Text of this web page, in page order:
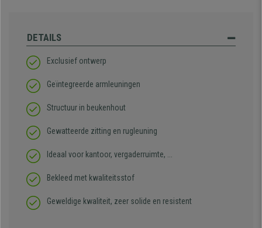
DETAILS
Exclusief ontwerp
Geïntegreerde armleuningen
Structuur in beukenhout
Gewatteerde zitting en rugleuning
Ideaal voor kantoor, vergaderruimte, ...
Bekleed met kwaliteitsstof
Geweldige kwaliteit, zeer solide en resistent